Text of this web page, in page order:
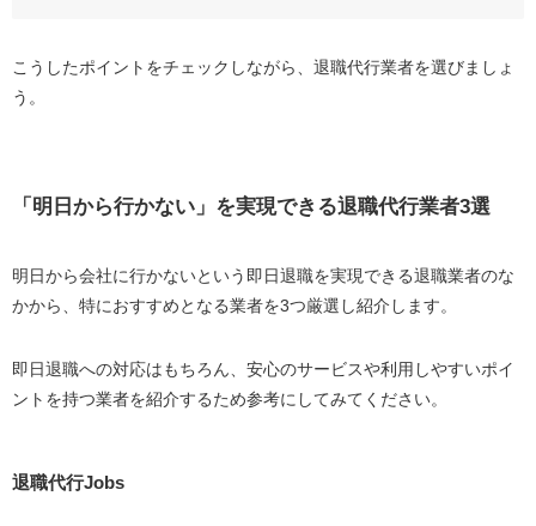
こうしたポイントをチェックしながら、退職代行業者を選びましょ
う。
「明日から行かない」を実現できる退職代行業者3選
明日から会社に行かないという即日退職を実現できる退職業者のな
かから、特におすすめとなる業者を3つ厳選し紹介します。
即日退職への対応はもちろん、安心のサービスや利用しやすいポイ
ントを持つ業者を紹介するため参考にしてみてください。
退職代行Jobs